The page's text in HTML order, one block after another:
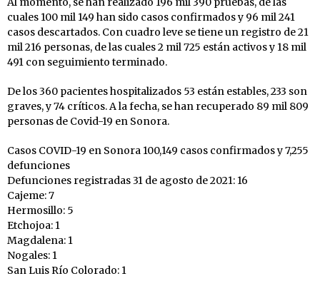
cuales 100 mil 149 han sido casos confirmados y 96 mil 241
casos descartados. Con cuadro leve se tiene un registro de 21
mil 216 personas, de las cuales 2 mil 725 están activos y 18 mil
491 con seguimiento terminado.
De los 360 pacientes hospitalizados 53 están estables, 233 son
graves, y 74 críticos. A la fecha, se han recuperado 89 mil 809
personas de Covid-19 en Sonora.
Casos COVID-19 en Sonora 100,149 casos confirmados y 7,255
defunciones
Defunciones registradas 31 de agosto de 2021: 16
Cajeme: 7
Hermosillo: 5
Etchojoa: 1
Magdalena: 1
Nogales: 1
San Luis Río Colorado: 1